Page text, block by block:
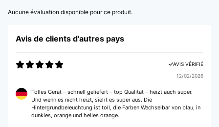
Aucune évaluation disponible pour ce produit.
Avis de clients d'autres pays
AVIS VÉRIFIÉ
12/02/2026
Tolles Gerät – schnell geliefert – top Qualität – heizt auch super.
Und wenn es nicht heizt, sieht es super aus. Die
Hintergrundbeleuchtung ist toll, die Farben Wechselbar von blau, in
dunkles, orange und helles orange.